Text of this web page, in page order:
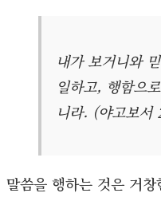
내가 보거니와
일하고, 행함으
니라. (야고보서
말씀을 행하는 것은 거